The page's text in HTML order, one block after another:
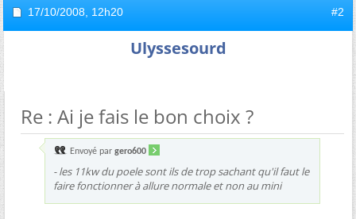
17/10/2008, 12h20 #2
Ulyssesourd
Re : Ai je fais le bon choix ?
Envoyé par gero600
- les 11kw du poele sont ils de trop sachant qu'il faut le
faire fonctionner à allure normale et non au mini